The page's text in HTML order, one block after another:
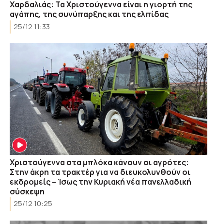
Χαρδαλιάς: Τα Χριστούγεννα είναι η γιορτή της
αγάπης, της συνύπαρξης και της ελπίδας
25/12 11:33
Χριστούγεννα στα μπλόκα κάνουν οι αγρότες:
Στην άκρη τα τρακτέρ για να διευκολυνθούν οι
εκδρομείς – Ίσως την Κυριακή νέα πανελλαδική
σύσκεψη
25/12 10:25